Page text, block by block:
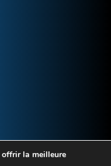
la meilleure